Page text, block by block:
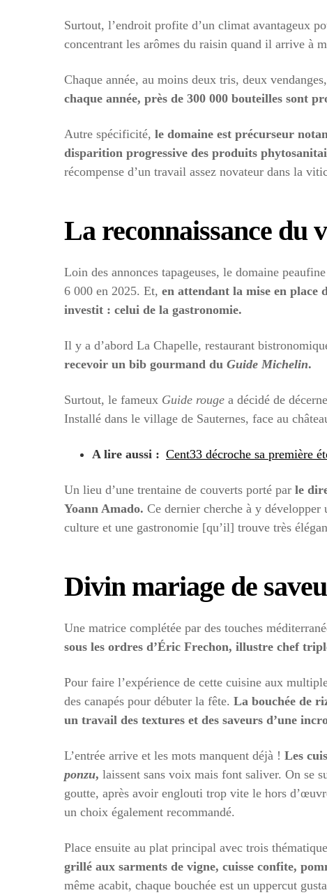
Surtout, l’endroit profite d’un climat avantageux
concentrant les arômes du raisin quand il arrive à
Chaque année, au moins deux tris, deux
chaque année, près de 300 000 bouteilles sont
Autre spécificité, le domaine est précurseur
disparition progressive des produits
récompense d’un travail assez novateur dans la
La reconnaissance du
Loin des annonces tapageuses, le domaine
6 000 en 2025. Et, en attendant la mise en place
investit : celui de la gastronomie.
Il y a d’abord La Chapelle, restaurant
recevoir un bib gourmand du Guide Michelin.
Surtout, le fameux Guide rouge a décidé de
Installé dans le village de Sauternes, face au
A lire aussi : Cent33 décroche sa première
Un lieu d’une trentaine de couverts porté par le
Yoann Amado. Ce dernier cherche à y développer
culture et une gastronomie [qu’il] trouve très
Divin mariage de
Une matrice complétée par des touches
sous les ordres d’Éric Frechon, illustre chef
Pour faire l’expérience de cette cuisine aux
des canapés pour débuter la fête. La bouchée de
un travail des textures et des saveurs d’une
L’entrée arrive et les mots manquent déjà ! Les
ponzu, laissent sans voix mais font saliver. On se
goutte, après avoir englouti trop vite le hors
un choix également recommandé.
Place ensuite au plat principal avec trois
grillé aux sarments de vigne, cuisse confite,
même acabit, chaque bouchée est un uppercut